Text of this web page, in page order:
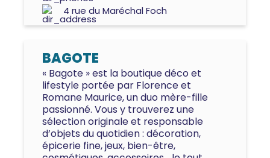
4 rue du Maréchal Foch
BAGOTE
« Bagote » est la boutique déco et
lifestyle portée par Florence et
Romane Maurice, un duo mère-fille
passionné. Vous y trouverez une
sélection originale et responsable
d’objets du quotidien : décoration,
épicerie fine, jeux, bien-être,